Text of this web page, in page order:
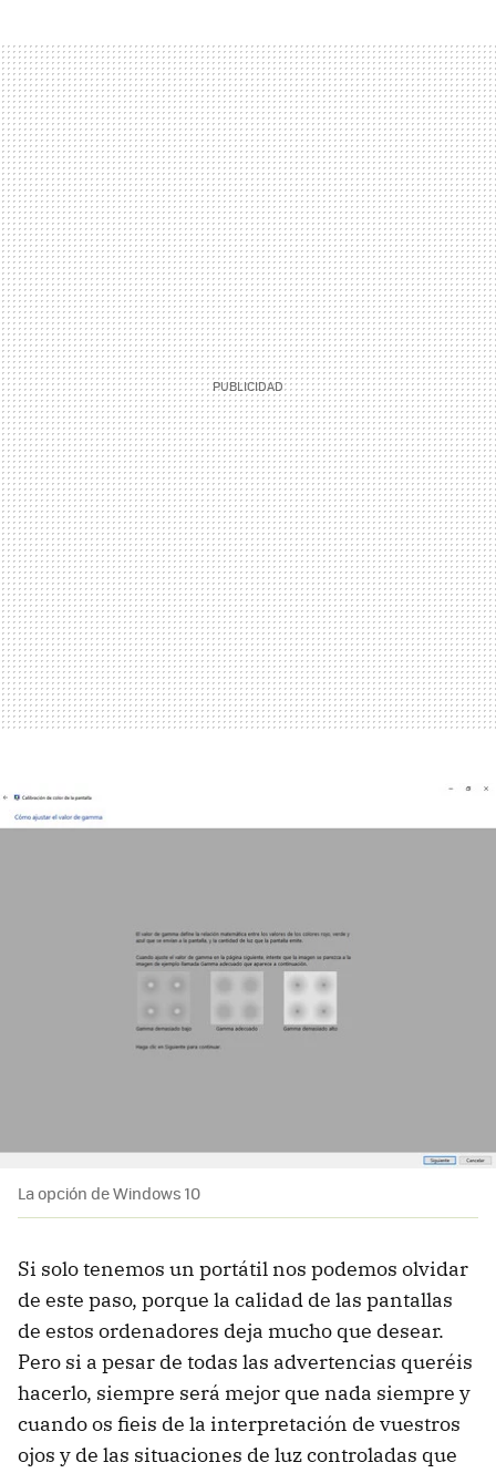
La opción de Windows 10
Si solo tenemos un portátil nos podemos olvidar
de este paso, porque la calidad de las pantallas
de estos ordenadores deja mucho que desear.
Pero si a pesar de todas las advertencias queréis
hacerlo, siempre será mejor que nada siempre y
cuando os fieis de la interpretación de vuestros
ojos y de las situaciones de luz controladas que